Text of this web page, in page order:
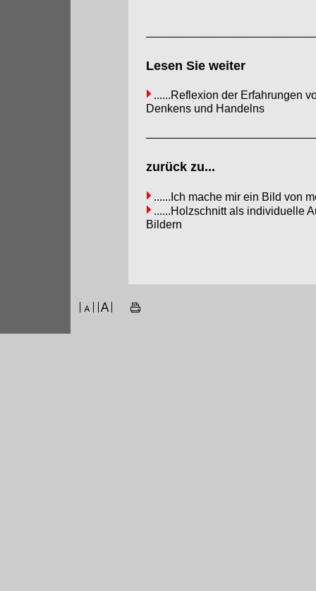
Lesen Sie weiter
......Reflexion der Erfahrungen
Denkens und Handelns
zurück zu...
......Ich mache mir ein Bild von
......Holzschnitt als individuelle
Bildern